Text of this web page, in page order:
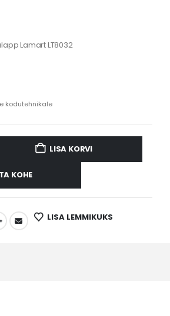
Lamart LT8032
kodutehnikale
LISA KORVI
KOHE
LISA LEMMIKUKS